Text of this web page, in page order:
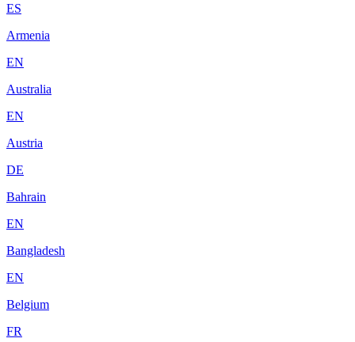
ES
Armenia
EN
Australia
EN
Austria
DE
Bahrain
EN
Bangladesh
EN
Belgium
FR